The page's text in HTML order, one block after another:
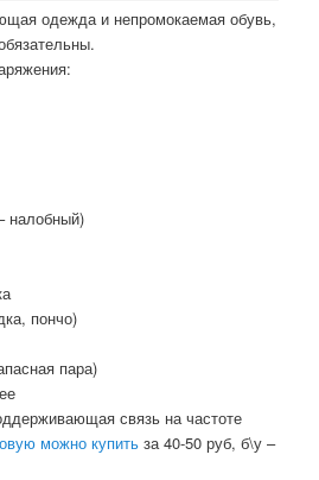
одежда и непромокаемая обувь,
налобный)
пончо)
пара)
связь на частоте
можно купить за 40-50 руб, б\у –